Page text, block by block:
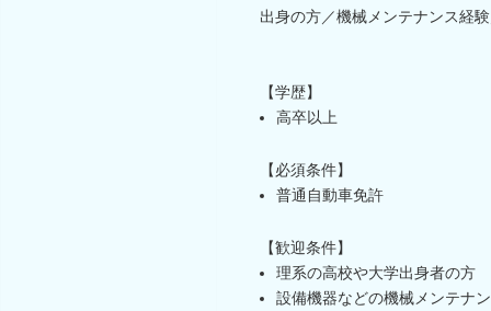
出身の方／機械メンテナンス経
【学歴】
高卒以上
【必須条件】
普通自動車免許
【歓迎条件】
理系の高校や大学出身者の方
設備機器などの機械メンテナ